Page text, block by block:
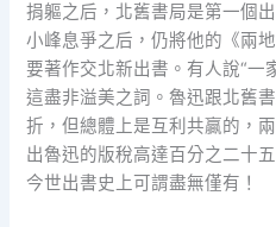
捐軀之后，北舊書局是第一個
小峰息爭之后，仍將他的《兩
要著作交北新出書。有人說“一
這盡非溢美之詞。魯迅跟北舊
折，但總體上是互利共贏的，
出魯迅的版稅高達百分之二十
今世出書史上可謂盡無僅有！